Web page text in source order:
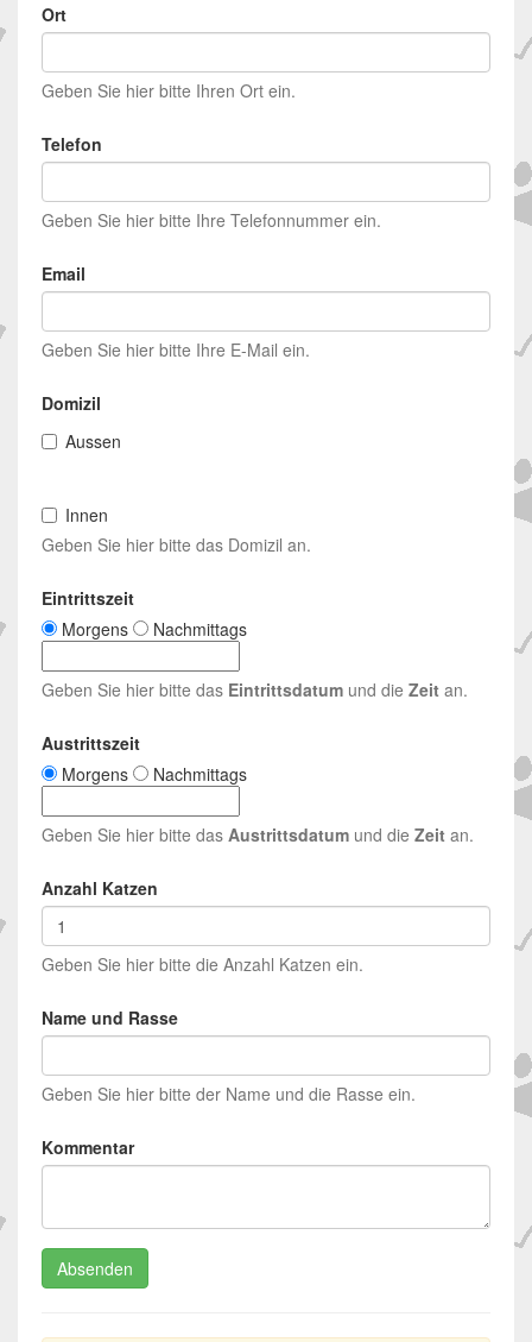
Ort
Geben Sie hier bitte Ihren Ort ein.
Telefon
Geben Sie hier bitte Ihre Telefonnummer ein.
Email
Geben Sie hier bitte Ihre E-Mail ein.
Domizil
Aussen
Innen
Geben Sie hier bitte das Domizil an.
Eintrittszeit
Morgens
Nachmittags
Geben Sie hier bitte das Eintrittsdatum und die Zeit an.
Austrittszeit
Morgens
Nachmittags
Geben Sie hier bitte das Austrittsdatum und die Zeit an.
Anzahl Katzen
Geben Sie hier bitte die Anzahl Katzen ein.
Name und Rasse
Geben Sie hier bitte der Name und die Rasse ein.
Kommentar
Absenden